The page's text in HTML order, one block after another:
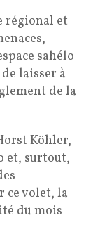
régional et
sahélo-
laisser à
de la
Köhler,
et, surtout,
ce volet, la
du mois